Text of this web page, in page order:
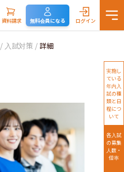
資料請求 無料会員になる ログイン
/ 入試対策 / 詳細
実施し
ている
年内入
試の種
類と日
程につ
いて
各入試
の募集
人数・
倍率